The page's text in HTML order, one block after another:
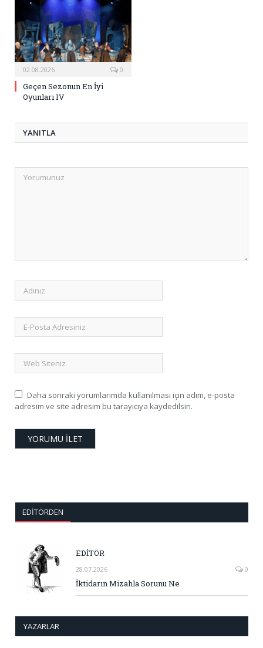
02.08.2026 0
Geçen Sezonun En İyi
Oyunları IV
YANITLA
Daha sonraki yorumlarımda kullanılması için adım, e-posta
adresim ve site adresim bu tarayıcıya kaydedilsin.
EDITÖRDEN
EDİTÖR
28.07.2026 0
İktidarın Mizahla Sorunu Ne
YAZARLAR